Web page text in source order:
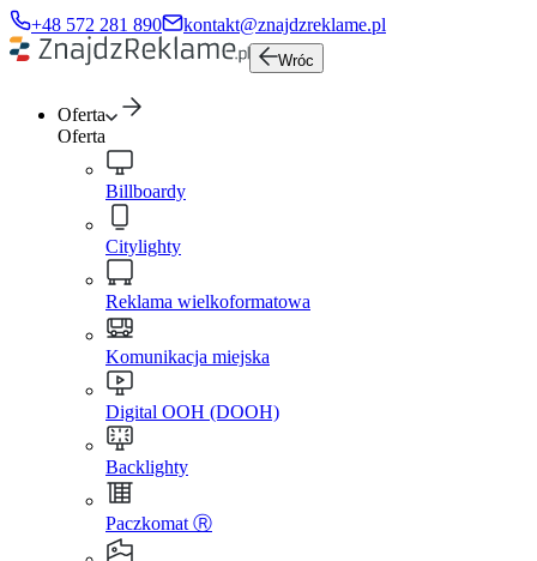
+48 572 281 890 kontakt@znajdzreklame.pl
Wróc
Oferta
Oferta
Billboardy
Citylighty
Reklama wielkoformatowa
Komunikacja miejska
Digital OOH (DOOH)
Backlighty
Paczkomat Ⓡ